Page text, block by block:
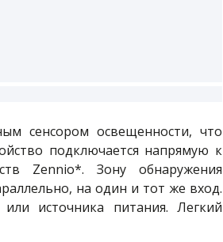
сенсором освещенности, что
подключается напрямую к
Zennio*. Зону обнаружения
на один и тот же вход.
источника питания. Легкий